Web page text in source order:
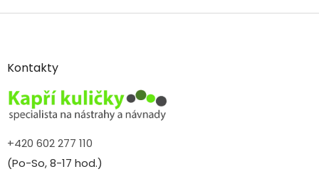
Z
aKontakty
+420 602 277 110
(Po-So, 8-17 hod.)